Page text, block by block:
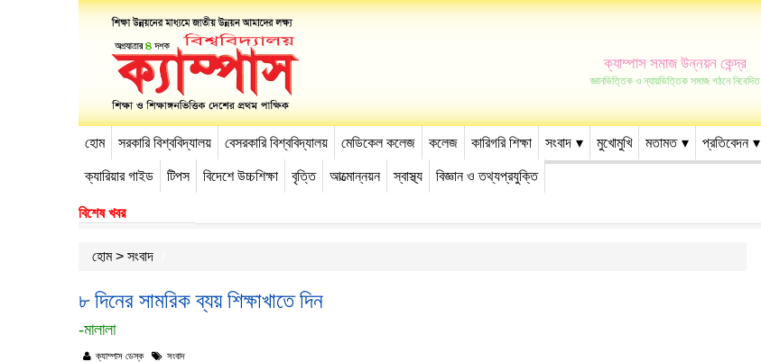
ক্যাম্পাস সমাজ উন্নয়ন কেন্দ্র
জ্ঞানভিত্তিক ও ন্যায়ভিত্তিক সমাজ গঠনে নিবেদিত
হোম সরকারি বিশ্ববিদ্যালয় বেসরকারি বিশ্ববিদ্যালয় মেডিকেল কলেজ কলেজ কারিগরি শিক্ষা সংবাদ মুখোমুখি মতামত প্রতিবেদন
ক্যারিয়ার গাইড টিপস বিদেশে উচ্চশিক্ষা বৃত্তি আত্মোন্নয়ন স্বাস্থ্য বিজ্ঞান ও তথ্যপ্রযুক্তি
-->
বিশেষ খবর
হোম> সংবাদ
৮ দিনের সামরিক ব্যয় শিক্ষাখাতে দিন
-মালালা
ক্যাম্পাস ডেস্ক সংবাদ